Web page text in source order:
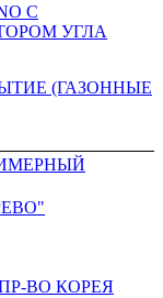
С
УГЛА
(ГАЗОННЫЕ
ВО КОРЕЯ